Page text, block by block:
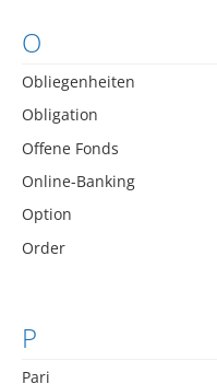
O
Obliegenheiten
Obligation
Offene Fonds
Online-Banking
Option
Order
P
Pari